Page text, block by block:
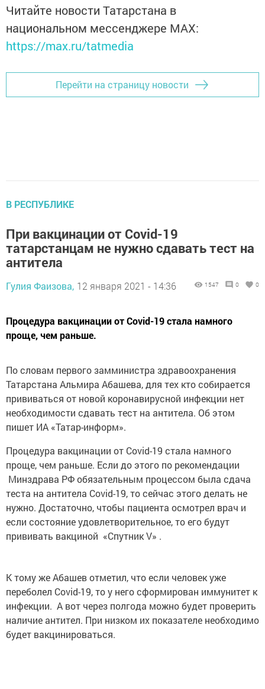
Читайте новости Татарстана в
национальном мессенджере MАХ:
https://max.ru/tatmedia
Перейти на страницу новости
В РЕСПУБЛИКЕ
При вакцинации от Covid-19
татарстанцам не нужно сдавать тест на
антитела
Гулия Фаизова, 12 января 2021 - 14:36 1547 0 0
Процедура вакцинации от Covid-19 стала намного
проще, чем раньше.
По словам первого замминистра здравоохранения
Татарстана Альмира Абашева, для тех кто собирается
прививаться от новой коронавирусной инфекции нет
необходимости сдавать тест на антитела. Об этом
пишет ИА «Татар-информ».
Процедура вакцинации от Covid-19 стала намного
проще, чем раньше. Если до этого по рекомендации
Минздрава РФ обязательным процессом была сдача
теста на антитела Covid-19, то сейчас этого делать не
нужно. Достаточно, чтобы пациента осмотрел врач и
если состояние удовлетворительное, то его будут
прививать вакциной «Спутник V» .
К тому же Абашев отметил, что если человек уже
переболел Covid-19, то у него сформирован иммунитет к
инфекции. А вот через полгода можно будет проверить
наличие антител. При низком их показателе необходимо
будет вакцинироваться.